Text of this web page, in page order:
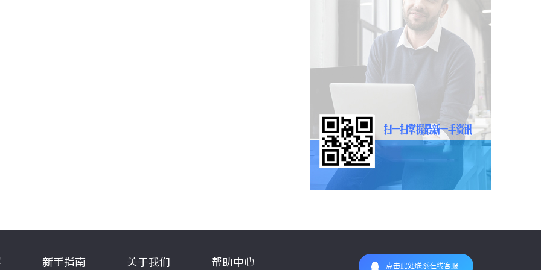
新手指南 关于我们 帮助中心 点击此处联系在线客服